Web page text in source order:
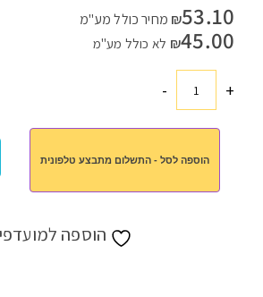
₪53.10
מחיר כולל מע"מ
₪45.00 לא כולל מע"מ
+כמות
באריזת
-
הוספה לסל - התשלום מתבצע טלפונית
הוספה